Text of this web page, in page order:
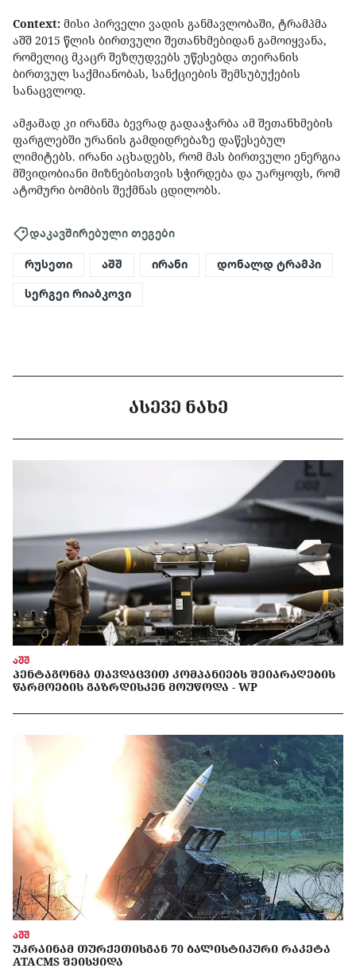
Context: მისი პირველი ვადის განმავლობაში, ტრამპმა
აშშ 2015 წლის ბირთვული შეთანხმებიდან გამოიყვანა,
რომელიც მკაცრ შეზღუდვებს უწესებდა თეირანის
ბირთვულ საქმიანობას, სანქციების შემსუბუქების
სანაცვლოდ.
ამჟამად კი ირანმა ბევრად გადააჭარბა ამ შეთანხმების
ფარგლებში ურანის გამდიდრებაზე დაწესებულ
ლიმიტებს. ირანი აცხადებს, რომ მას ბირთვული ენერგია
მშვიდობიანი მიზნებისთვის სჭირდება და უარყოფს, რომ
ატომური ბომბის შექმნას ცდილობს.
დაკავშირებული თეგები
რუსეთი აშშ ირანი დონალდ ტრამპი
სერგეი რიაბკოვი
ᲐᲡᲔᲕᲔ ᲜᲐᲮᲔ
აშშ
ᲞᲔᲜᲢᲐᲒᲝᲜᲛᲐ ᲗᲐᲕᲓᲐᲪᲕᲘᲗ ᲙᲝᲛᲞᲐᲜᲘᲔᲑᲡ ᲨᲔᲘᲐᲠᲐᲦᲔᲑᲘᲡ
ᲬᲐᲠᲛᲝᲔᲑᲘᲡ ᲒᲐᲖᲠᲓᲘᲡᲙᲔᲜ ᲛᲝᲣᲬᲝᲓᲐ - WP
აშშ
ᲣᲙᲠᲐᲘᲜᲐᲛ ᲗᲣᲠᲥᲔᲗᲘᲡᲒᲐᲜ 70 ᲑᲐᲚᲘᲡᲢᲘᲙᲣᲠᲘ ᲠᲐᲙᲔᲢᲐ
ATACMS ᲨᲔᲘᲡᲧᲘᲓᲐ